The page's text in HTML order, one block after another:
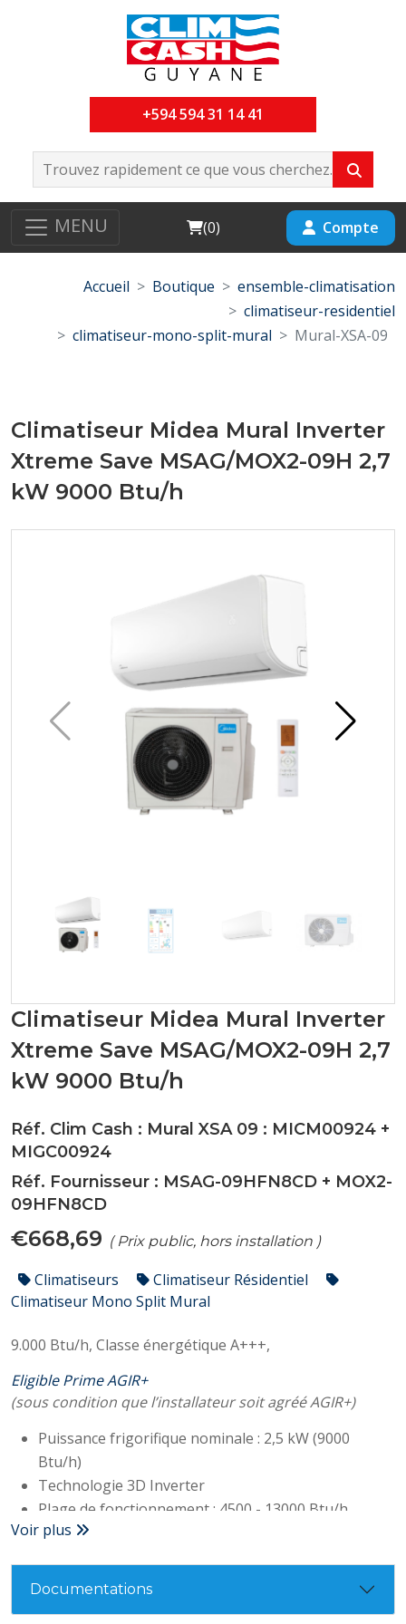
+594 594 31 14 41
MENU Cart
(0) Compte
Accueil Boutique
ensemble-climatisation
climatiseur-residentiel
climatiseur-mono-split-mural
Mural-XSA-09
Climatiseur Midea Mural Inverter
Xtreme Save MSAG/MOX2-09H 2,7
kW 9000 Btu/h
Climatiseur Midea Mural Inverter
Xtreme Save MSAG/MOX2-09H 2,7
kW 9000 Btu/h
Réf. Clim Cash : Mural XSA 09 : MICM00924 +
MIGC00924
Réf. Fournisseur : MSAG-09HFN8CD + MOX2-
09HFN8CD
€668,69 ( Prix public, hors installation )
Climatiseurs
Climatiseur Résidentiel
Climatiseur Mono Split Mural
9.000 Btu/h, Classe énergétique A+++,
Eligible Prime AGIR+
(sous condition que l’installateur soit agréé AGIR+)
Puissance frigorifique nominale : 2,5 kW (9000
Btu/h)
Technologie 3D Inverter
Plage de fonctionnement : 4500 - 13000 Btu/h
Classe A+++
Conso électrique : 600 W
Voir plus
Documentations